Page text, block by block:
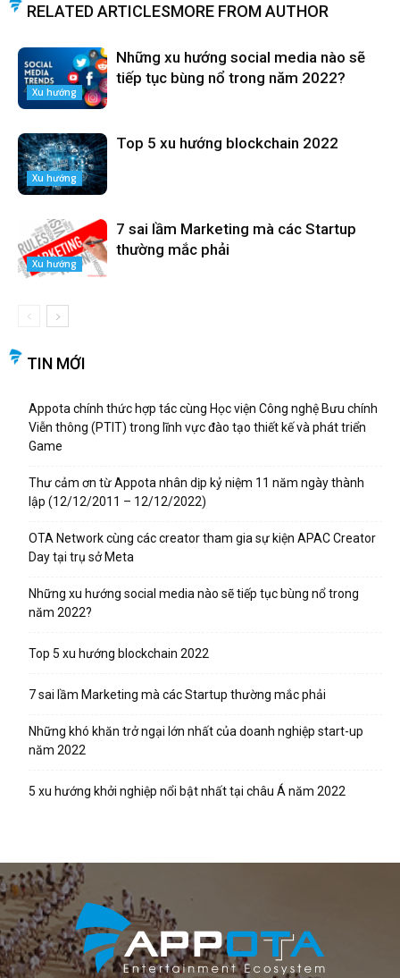
RELATED ARTICLESMORE FROM AUTHOR
Xu hướng
Những xu hướng social media nào sẽ
tiếp tục bùng nổ trong năm 2022?
Xu hướng
Top 5 xu hướng blockchain 2022
Xu hướng
7 sai lầm Marketing mà các Startup
thường mắc phải
TIN MỚI
Appota chính thức hợp tác cùng Học viện Công nghệ Bưu chính
Viễn thông (PTIT) trong lĩnh vực đào tạo thiết kế và phát triển
Game
Thư cảm ơn từ Appota nhân dịp kỷ niệm 11 năm ngày thành
lập (12/12/2011 – 12/12/2022)
OTA Network cùng các creator tham gia sự kiện APAC Creator
Day tại trụ sở Meta
Những xu hướng social media nào sẽ tiếp tục bùng nổ trong
năm 2022?
Top 5 xu hướng blockchain 2022
7 sai lầm Marketing mà các Startup thường mắc phải
Những khó khăn trở ngại lớn nhất của doanh nghiệp start-up
năm 2022
5 xu hướng khởi nghiệp nổi bật nhất tại châu Á năm 2022